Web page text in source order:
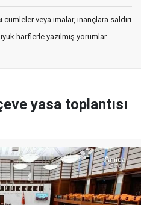
veya imalar, inançlara saldırı
harflerle yazılmış yorumlar
yasa toplantısı